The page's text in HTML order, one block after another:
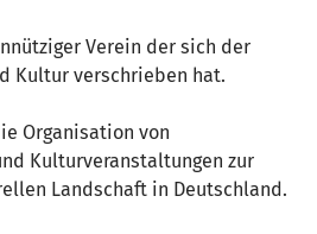
Verein der sich der
Kultur verschrieben hat.
Organisation von
Kulturveranstaltungen zur
Landschaft in Deutschland.